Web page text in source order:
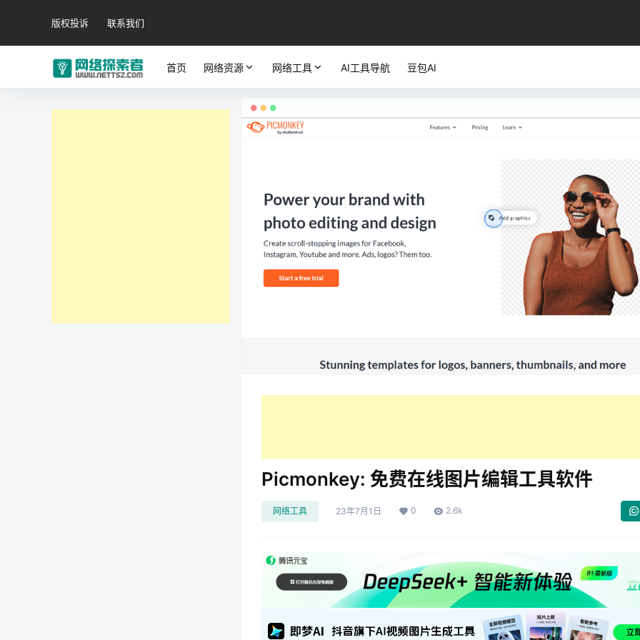
版权投诉 联系我们
首页 网络资源 网络工具 AI工具导航 豆包AI
Picmonkey: 免费在线图片编辑工具软件
网络工具 23年7月1日 0 2.6k